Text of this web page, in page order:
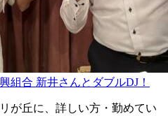
組合 新井さんとダブルDJ！
が丘に、詳しい方・勤めてい